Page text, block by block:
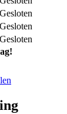
Gesloten
Gesloten
Gesloten